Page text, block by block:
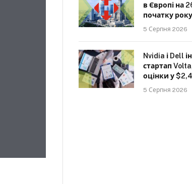
в Європі на
початку року
5 Серпня 2026
Nvidia і Dell
стартап
оцінки у
5 Серпня 2026